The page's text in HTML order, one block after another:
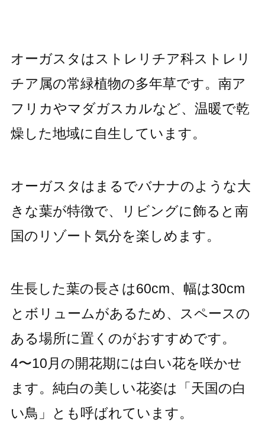
オーガスタはストレリチア科ストレリ
チア属の常緑植物の多年草です。南ア
フリカやマダガスカルなど、温暖で乾
燥した地域に自生しています。
オーガスタはまるでバナナのような大
きな葉が特徴で、リビングに飾ると南
国のリゾート気分を楽しめます。
生長した葉の長さは60cm、幅は30cm
とボリュームがあるため、スペースの
ある場所に置くのがおすすめです。
4〜10月の開花期には白い花を咲かせ
ます。純白の美しい花姿は「天国の白
い鳥」とも呼ばれています。